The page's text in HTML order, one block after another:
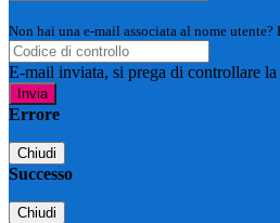
Non hai una e-mail associata al nome
E-mail inviata, si prega di controllare
Errore
Chiudi
Successo
Chiudi